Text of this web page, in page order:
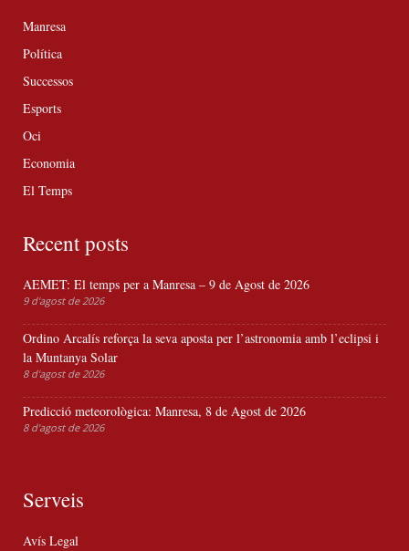
Manresa
Política
Successos
Esports
Oci
Economia
El Temps
Recent posts
AEMET: El temps per a Manresa – 9 de Agost de 2026
9 d'agost de 2026
Ordino Arcalís reforça la seva aposta per l’astronomia amb l’eclipsi i
la Muntanya Solar
8 d'agost de 2026
Predicció meteorològica: Manresa, 8 de Agost de 2026
8 d'agost de 2026
Serveis
Avís Legal